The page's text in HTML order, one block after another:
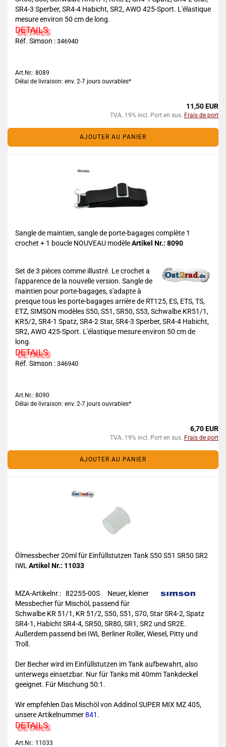
SR4-3 Sperber, SR4-4 Habicht, SR2, AWO 425-Sport. L'élastique
mesure environ 50 cm de long.
DETAILS
Réf. Simson : 346940
Art.Nr.: 8089
Délai de livraison: env. 2-7 jours ouvrables*
11,50 EUR
TVA. 19% incl. Port en sus. Frais de port
AJOUTER AU PANIER
Sangle de maintien, sangle de porte-bagages complète 1
crochet + 1 boucle NOUVEAU modèleArtikel Nr.: 8090
Set de 3 pièces comme illustré. Le crochet a
l'apparence de la nouvelle version. Sangle de
maintien pour porte-bagages, s'adapte à
presque tous les porte-bagages arrière de RT125, ES, ETS, TS,
ETZ, SIMSON modèles S50, S51, SR50, S53, Schwalbe KR51/1,
KR5/2, SR4-1 Spatz, SR4-2 Star, SR4-3 Sperber, SR4-4 Habicht,
SR2, AWO 425-Sport. L'élastique mesure environ 50 cm de
long.
DETAILS
Réf. Simson : 346940
Art.Nr.: 8090
Délai de livraison: env. 2-7 jours ouvrables*
6,70 EUR
TVA. 19% incl. Port en sus. Frais de port
AJOUTER AU PANIER
Ölmessbecher 20ml für Einfüllstutzen Tank S50 S51 SR50 SR2
IWL Artikel Nr.: 11033
MZA-Artikelnr.: 82255-00S
Neuer, kleiner
Messbecher für Mischöl, passend für
Schwalbe KR 51/1, KR 51/2, S50, S51, S70, Star SR4-2, Spatz
SR4-1, Habicht SR4-4, SR50, SR80, SR1, SR2 und SR2E.
Außerdem passend bei IWL Berliner Roller, Wiesel, Pitty und
Troll.
Der Becher wird im Einfüllstutzen im Tank aufbewahrt, also
unterwegs einsetzbar. Nur für Tanks mit 40mm Tankdeckel
geeignet. Für Mischung 50:1.
Wir empfehlen Das Mischöl von Addinol SUPER MIX MZ 405,
unsere Artikelnummer841 .
DETAILS
Art.Nr.: 11033